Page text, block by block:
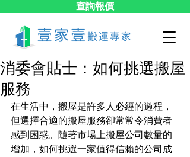
查詢報價
消委會貼士：如何挑選搬屋
服務
在生活中，搬屋是許多人必經的過程，
但選擇合適的搬屋服務卻常常令消費者
感到困惑。隨著市場上搬屋公司數量的
增加，如何挑選一家值得信賴的公司成